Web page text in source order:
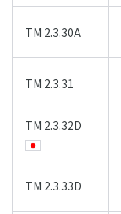
TM 2.3.30A
TM 2.3.31
TM 2.3.32D
TM 2.3.33D